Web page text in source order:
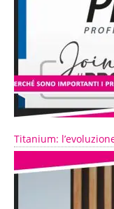
Titanium: